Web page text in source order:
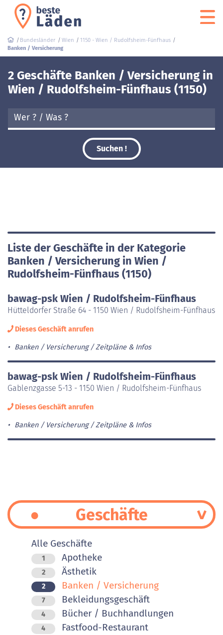
Bundesländer Wien
1150 - Wien / Rudolfsheim-Fünfhaus
Banken / Versicherung
2 Geschäfte Banken / Versicherung in
Wien / Rudolfsheim-Fünfhaus (1150)
Suchen !
Liste der Geschäfte in der Kategorie
Banken / Versicherung in Wien /
Rudolfsheim-Fünfhaus (1150)
bawag-psk Wien / Rudolfsheim-Fünfhaus
Hütteldorfer Straße 64 - 1150 Wien / Rudolfsheim-Fünfhaus
Dieses Geschäft anrufen
Banken / Versicherung Zeitpläne & Infos
bawag-psk Wien / Rudolfsheim-Fünfhaus
Gablenzgasse 5-13 - 1150 Wien / Rudolfsheim-Fünfhaus
Dieses Geschäft anrufen
Banken / Versicherung Zeitpläne & Infos
Geschäfte
Alle Geschäfte
1 Apotheke
2 Ästhetik
2 Banken / Versicherung
7 Bekleidungsgeschäft
4 Bücher / Buchhandlungen
4 Fastfood-Restaurant